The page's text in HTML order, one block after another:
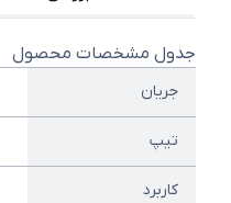
جدول مشخصات محصول
جریان
تیپ
کاربرد